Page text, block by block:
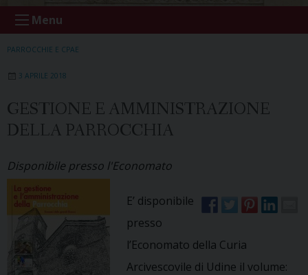
Menu
PARROCCHIE E CPAE
3 APRILE 2018
GESTIONE E AMMINISTRAZIONE
DELLA PARROCCHIA
Disponibile presso l'Economato
E’ disponibile
presso
l’Economato della Curia
Arcivescovile di Udine il volume: